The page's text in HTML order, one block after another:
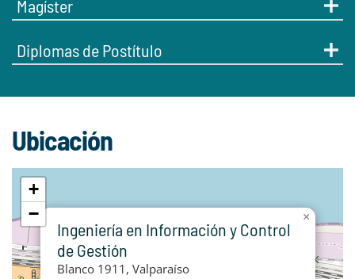
Magíster
Diplomas de Postítulo
Ubicación
Ingeniería en Información y Control
de Gestión
Blanco 1911, Valparaíso
×
+
−